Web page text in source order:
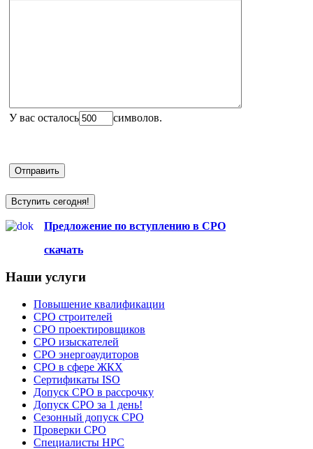
У вас осталось символов.
Вступить сегодня!
Предложение по вступлению в СРО
скачать
Наши услуги
Повышение квалификации
СРО строителей
СРО проектировщиков
СРО изыскателей
СРО энергоаудиторов
СРО в сфере ЖКХ
Сертификаты ISO
Допуск СРО в рассрочку
Допуск СРО за 1 день!
Сезонный допуск СРО
Проверки СРО
Специалисты НРС